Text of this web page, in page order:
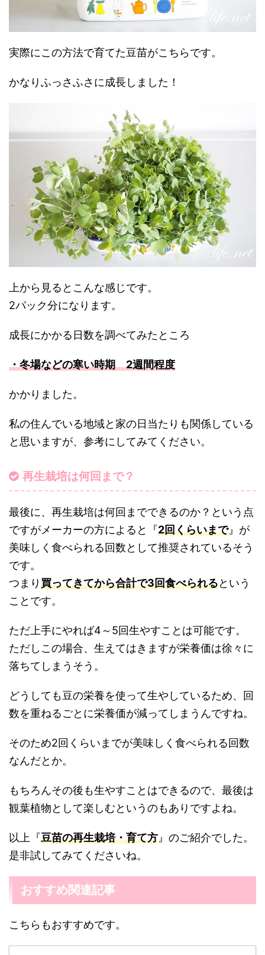
実際にこの方法で育てた豆苗がこちらです。
かなりふっさふさに成長しました！
上から見るとこんな感じです。
2パック分になります。
成長にかかる日数を調べてみたところ
・冬場などの寒い時期 2週間程度
かかりました。
私の住んでいる地域と家の日当たりも関係している
と思いますが、参考にしてみてください。
再生栽培は何回まで？
最後に、再生栽培は何回までできるのか？という点
ですがメーカーの方によると『2回くらいまで』が
美味しく食べられる回数として推奨されているそう
です。
つまり買ってきてから合計で3回食べられるという
ことです。
ただ上手にやれば4～5回生やすことは可能です。
ただしこの場合、生えてはきますが栄養価は徐々に
落ちてしまうそう。
どうしても豆の栄養を使って生やしているため、回
数を重ねるごとに栄養価が減ってしまうんですね。
そのため2回くらいまでが美味しく食べられる回数
なんだとか。
もちろんその後も生やすことはできるので、最後は
観葉植物として楽しむというのもありですよね。
以上『豆苗の再生栽培・育て方』のご紹介でした。
是非試してみてくださいね。
おすすめ関連記事
こちらもおすすめです。